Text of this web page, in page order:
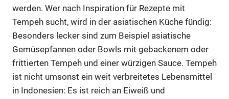
werden. Wer nach Inspiration für Rezepte mit
Tempeh sucht, wird in der asiatischen Küche fündig:
Besonders lecker sind zum Beispiel asiatische
Gemüsepfannen oder Bowls mit gebackenem oder
frittierten Tempeh und einer würzigen Sauce. Tempeh
ist nicht umsonst ein weit verbreitetes Lebensmittel
in Indonesien: Es ist reich an Eiweiß und